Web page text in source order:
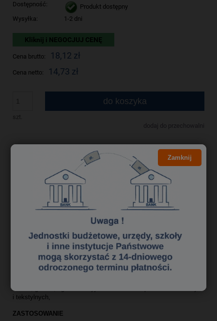
Dostępność:
Produkt dostępny
Wysyłka:
1-2 dni
Kliknij i NEGOCJUJ CENĘ
Cena brutto: 18,12 zł
Cena netto: 14,73 zł
do koszyka
dodaj do przechowalni
hp 2820180
zapytaj o produkt
poleć znajomemu
Najnowszej generacji produkt do usuwania tłuszczu i brudu.
Rewolucyjna formuła czyście i odtłuszcza nawet najbardziej
zaschnięty brud. Sprzątanie jeszcze nigdy nie było tak proste.
Spray pozwala rozprowadzić produkt nawet w najtrudniej dostępne
i tekstylnych,
ZASTOSOWANIE
Zamknij